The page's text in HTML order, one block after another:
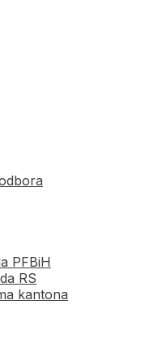
PFBiH
RS
kantona